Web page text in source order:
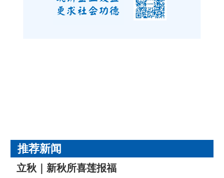
推荐新闻
立秋｜新秋所喜莲报福